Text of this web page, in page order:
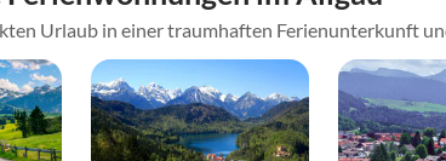
Urlaub in einer traumhaften Ferienunterkunft